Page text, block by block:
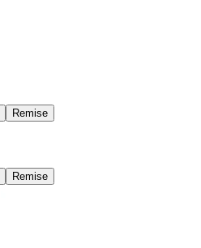
Remise
Remise